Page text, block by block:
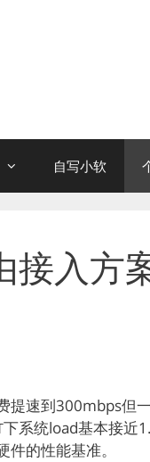
自写小软
接入方
提速到300mbps但
下系统load基本接近
的性能基准。